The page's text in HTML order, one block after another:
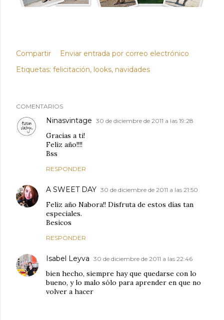
Compartir
Enviar entrada por correo electrónico
Etiquetas: felicitación looks navidades
COMENTARIOS
Ninasvintage 30 de diciembre de 2011 a las 19:28
Gracias a ti!
Feliz año!!!!
Bss
RESPONDER
A SWEET DAY 30 de diciembre de 2011 a las 21:50
Feliz año Nabora!! Disfruta de estos días tan
especiales.
Besicos
RESPONDER
Isabel Leyva 30 de diciembre de 2011 a las 22:46
bien hecho, siempre hay que quedarse con lo
bueno, y lo malo sólo para aprender en que no
volver a hacer